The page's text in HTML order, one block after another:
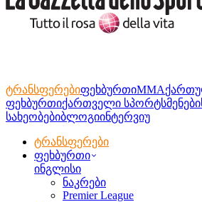
ტრანსფერებიფეხბურთიMMA
ფეხბურთიქართველი სპორტსმენები
სახეობებიბლოგიინტერვიუ
ტრანსფერები
ფეხბურთი
ინგლისი
ნაკრები
Premier League